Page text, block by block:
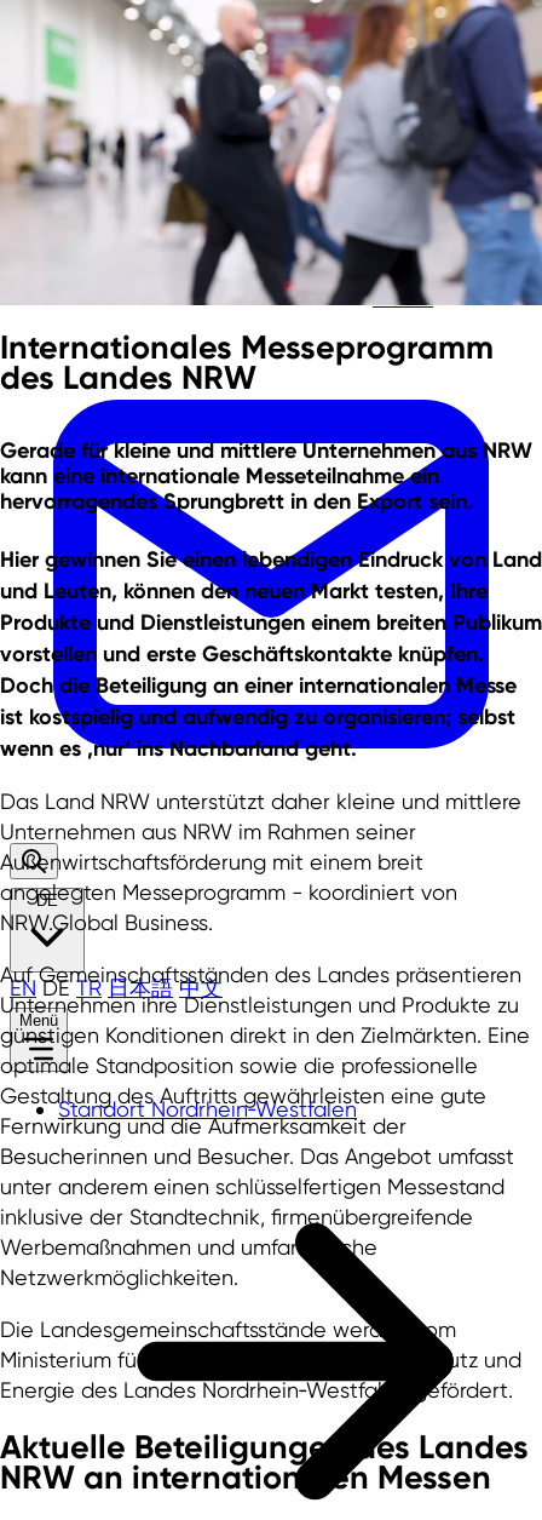
Zum Hauptinhalt springen Zur Fußzeile springen
Team
DE
EN DE TR 日本語 中文
Menü
Standort Nordrhein‑Westfalen
Internationales Messeprogramm
des Landes NRW
Gerade für kleine und mittlere Unternehmen aus NRW
kann eine internationale Messeteilnahme ein
hervorragendes Sprungbrett in den Export sein.
Hier gewinnen Sie einen lebendigen Eindruck von Land
und Leuten, können den neuen Markt testen, Ihre
Produkte und Dienstleistungen einem breiten Publikum
vorstellen und erste Geschäftskontakte knüpfen.
Doch die Beteiligung an einer internationalen Messe
ist kostspielig und aufwendig zu organisieren; selbst
wenn es ‚nur‘ ins Nachbarland geht.
Das Land NRW unterstützt daher kleine und mittlere
Unternehmen aus NRW im Rahmen seiner
Außenwirtschaftsförderung mit einem breit
angelegten Messeprogramm - koordiniert von
NRW.Global Business.
Auf Gemeinschaftsständen des Landes präsentieren
Unternehmen ihre Dienstleistungen und Produkte zu
günstigen Konditionen direkt in den Zielmärkten. Eine
optimale Standposition sowie die professionelle
Gestaltung des Auftritts gewährleisten eine gute
Fernwirkung und die Aufmerksamkeit der
Besucherinnen und Besucher. Das Angebot umfasst
unter anderem einen schlüsselfertigen Messestand
inklusive der Standtechnik, firmenübergreifende
Werbemaßnahmen und umfangreiche
Netzwerkmöglichkeiten.
Die Landesgemeinschaftsstände werden vom
Ministerium für Wirtschaft, Industrie, Klimaschutz und
Energie des Landes Nordrhein‑Westfalen gefördert.
Aktuelle Beteiligungen des Landes
NRW an internationalen Messen